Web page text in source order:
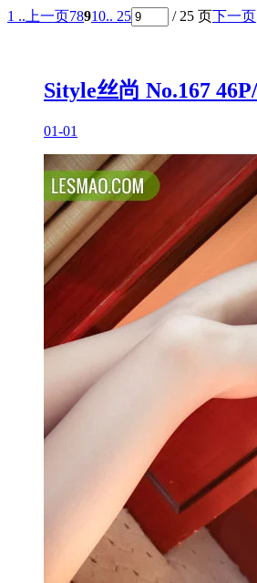
1 .. 上一页78910.. 25 / 25 页下一页
Sityle丝尚 No.167
01-01